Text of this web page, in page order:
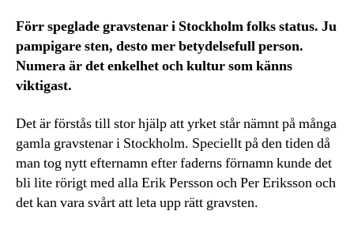
Förr speglade gravstenar i Stockholm folks status. Ju
pampigare sten, desto mer betydelsefull person.
Numera är det enkelhet och kultur som känns
viktigast.
Det är förstås till stor hjälp att yrket står nämnt på många
gamla gravstenar i Stockholm. Speciellt på den tiden då
man tog nytt efternamn efter faderns förnamn kunde det
bli lite rörigt med alla Erik Persson och Per Eriksson och
det kan vara svårt att leta upp rätt gravsten.